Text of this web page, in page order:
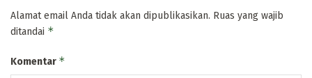
Alamat email Anda tidak akan dipublikasikan. Ruas yang wajib
ditandai *
Komentar *